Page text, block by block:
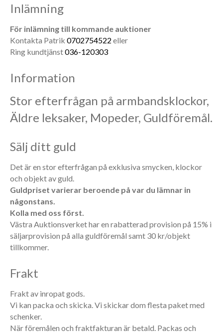
Inlämning
För inlämning till kommande auktioner
Kontakta Patrik 0702754522 eller
Ring kundtjänst036-120303
Information
Stor efterfrågan på armbandsklockor,
Äldre leksaker, Mopeder, Guldföremål.
Sälj ditt guld
Det är en stor efterfrågan på exklusiva smycken, klockor
och objekt av guld.
Guldpriset varierar beroende på var du lämnar in
någonstans.
Kolla med oss först.
Västra Auktionsverket har en rabatterad provision på 15% i
säljarprovision på alla guldföremål samt 30 kr/objekt
tillkommer.
Frakt
Frakt av inropat gods.
Vi kan packa och skicka. Vi skickar dom flesta paket med
schenker.
När föremålen och fraktfakturan är betald. Packas och